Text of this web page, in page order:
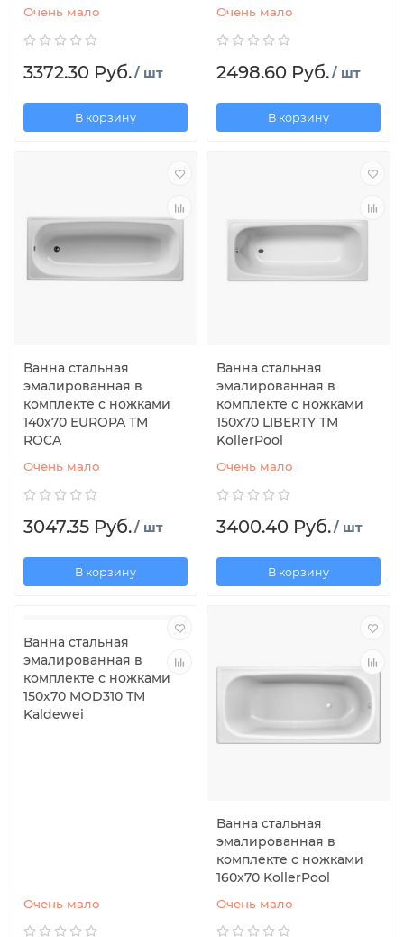
Очень мало
3372.30 Руб./ шт
В корзину
Очень мало
2498.60 Руб./ шт
В корзину
Ванна стальная
эмалированная в
комплекте с ножками
140х70 EUROPA ТМ
ROCA
Очень мало
3047.35 Руб./ шт
В корзину
Ванна стальная
эмалированная в
комплекте с ножками
150х70 LIBERTY ТМ
KollerPool
Очень мало
3400.40 Руб./ шт
В корзину
Ванна стальная
эмалированная в
комплекте с ножками
150х70 MOD310 ТМ
Kaldewei
Очень мало
Ванна стальная
эмалированная в
комплекте с ножками
160х70 KollerPool
Очень мало